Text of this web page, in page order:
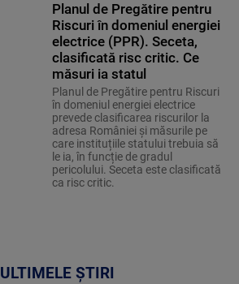
Planul de Pregătire pentru
Riscuri în domeniul energiei
electrice (PPR). Seceta,
clasificată risc critic. Ce
măsuri ia statul
Planul de Pregătire pentru Riscuri
în domeniul energiei electrice
prevede clasificarea riscurilor la
adresa României și măsurile pe
care instituțiile statului trebuia să
le ia, în funcție de gradul
pericolului. Seceta este clasificată
ca risc critic.
ULTIMELE ȘTIRI